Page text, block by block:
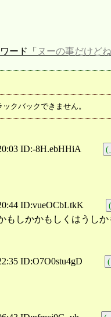
ード「 ヌーの事だけど
クバックできません。
ID:-8H.ebHHiA (
ID:vueOCbLtkK
もしかかもしくはうし
ID:O7O0stu4gD